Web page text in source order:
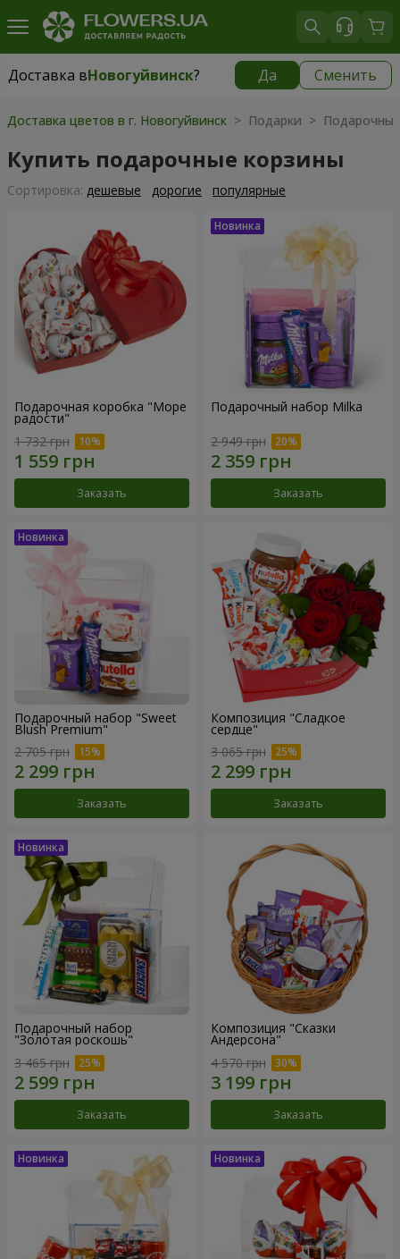
Доставка вНовогуйвинск? Да Сменить
Доставка вНовогуйвинск| бесплатно
Доставка цветов в г. Новогуйвинск > Подарки >
Купить подарочные корзины
Cортировка: дешевые дорогие популярные
Подарочная коробка "Море
радости"
1 732 грн
Заказать
Подарочный набор Milka
2 949 грн
Заказать
Подарочный набор "Sweet
Blush Premium"
2 705 грн
Заказать
Композиция "Сладкое
сердце"
3 065 грн
Заказать
Подарочный набор
"Золотая роскошь"
3 465 грн
Заказать
Композиция "Сказки
Андерсона"
4 570 грн
Заказать